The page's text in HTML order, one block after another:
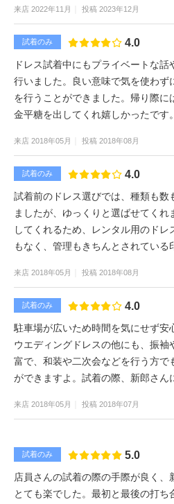
来店 2022年11月 投稿 2023年12月
試着のみ 4.0
ドレス試着中にもプライベートな
行いました。良い意味で気を使わず
を行うことができました。帰り際
金平糖を出してくれ嬉しかったです。
来店 2018年05月 投稿 2018年08月
試着のみ 4.0
試着前のドレス選びでは、種類も数
ましたが、ゆっくりと選ばせてく
してくれるため、レンタル用のドレ
もなく、管理もきちんとされている
来店 2018年05月 投稿 2018年08月
試着のみ 4.0
駐車場が広いため時間を気にせず安
ウエディングドレスの他にも、振袖
富で、和装や二次会などを行う方で
ができますよ。試着の際、新郎さん
来店 2018年05月 投稿 2018年07月
試着のみ 5.0
店員さんの試着の際の手際が良く
とても楽でした。最初と最後の打ち